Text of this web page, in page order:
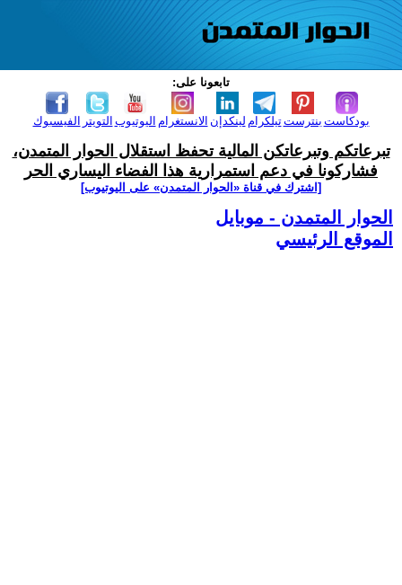
تابعونا على:
الفيسبوك التويتر اليوتيوب الانستغرام لينكدإن تيلكرامبنترست بودكاست
تبرعاتكم وتبرعاتكن المالية تحفظ استقلال الحوار المتمدن،
فشاركونا في دعم استمرارية هذا الفضاء اليساري الحر
[اشترك في قناة ‫«الحوار المتمدن» على اليوتيوب]
الحوار المتمدن - موبايل
الموقع الرئيسي